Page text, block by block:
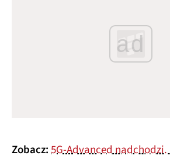
ad
Zobacz:5G-Advanced